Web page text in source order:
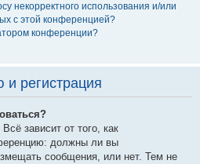
некорректного использования и/или
с этой конференцией?
конференции?
регистрация
зависит от того, как
должны ли вы
сообщения, или нет. Тем не